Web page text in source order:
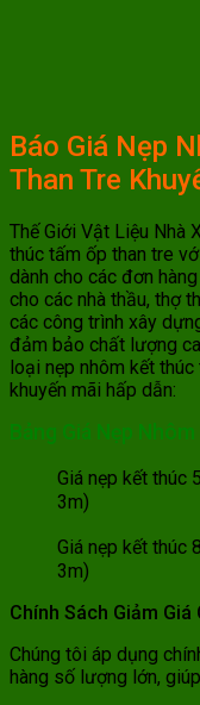
Báo Giá Nẹp
Than Tre
Thế Giới Vật Liệu Nhà
thúc tấm ốp than tre
dành cho các đơn
cho các nhà thầu, thợ
các công trình xây
đảm bảo chất lượng
loại nẹp nhôm kết
khuyến mãi hấp dẫn:
Bảng Giá Nẹp
Giá nẹp kết thúc
3m)
Giá nẹp kết thúc
3m)
Chính Sách Giảm
Chúng tôi áp dụng
hàng số lượng lớn,